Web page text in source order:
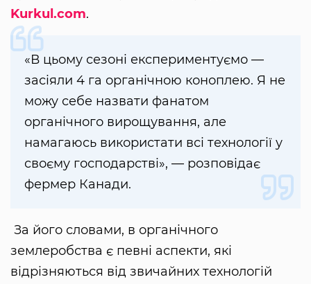
Kurkul.com.
«В цьому сезоні експериментуємо —
засіяли 4 га органічною коноплею. Я не
можу себе назвати фанатом
органічного вирощування, але
намагаюсь використати всі технології у
своєму господарстві», — розповідає
фермер Канади.
За його словами, в органічного
землеробства є певні аспекти, які
відрізняються від звичайних технологій